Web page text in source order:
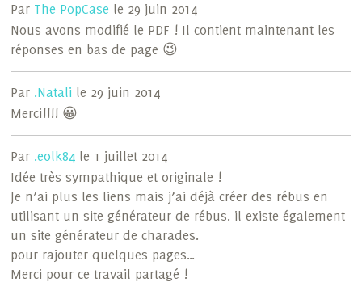
Par The PopCase le 29 juin 2014
Nous avons modifié le PDF ! Il contient maintenant les
réponses en bas de page 😉
Par .Natali le 29 juin 2014
Merci!!!! 😀
Par .eolk84 le 1 juillet 2014
Idée très sympathique et originale !
Je n’ai plus les liens mais j’ai déjà créer des rébus en
utilisant un site générateur de rébus. il existe également
un site générateur de charades.
pour rajouter quelques pages…
Merci pour ce travail partagé !